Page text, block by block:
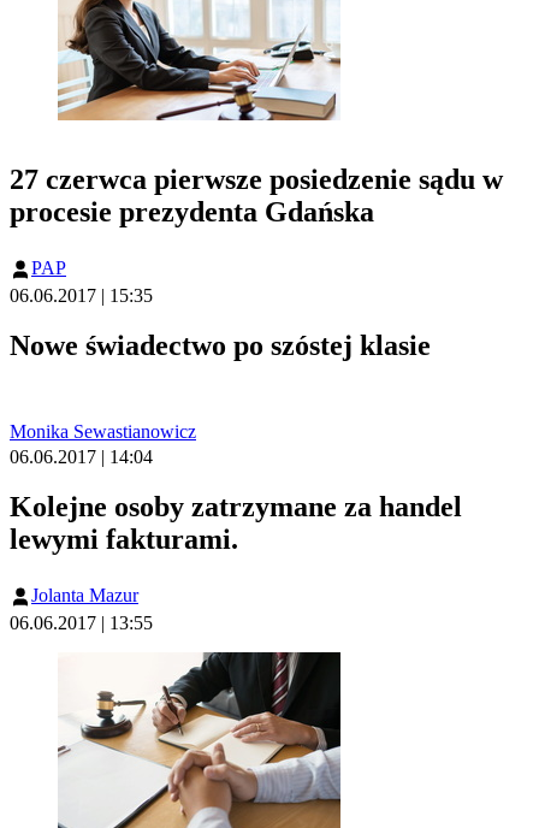
27 czerwca pierwsze posiedzenie sądu w
procesie prezydenta Gdańska
PAP
06.06.2017 | 15:35
Nowe świadectwo po szóstej klasie
Monika Sewastianowicz
06.06.2017 | 14:04
Kolejne osoby zatrzymane za handel
lewymi fakturami.
Jolanta Mazur
06.06.2017 | 13:55